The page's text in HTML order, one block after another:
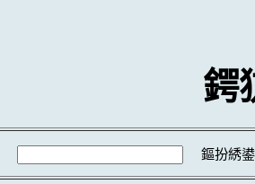
鍔
鏂扮綉